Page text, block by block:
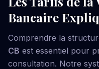
Bancaire
Comprendre la
CB est essentiel pour
consultation. Notre